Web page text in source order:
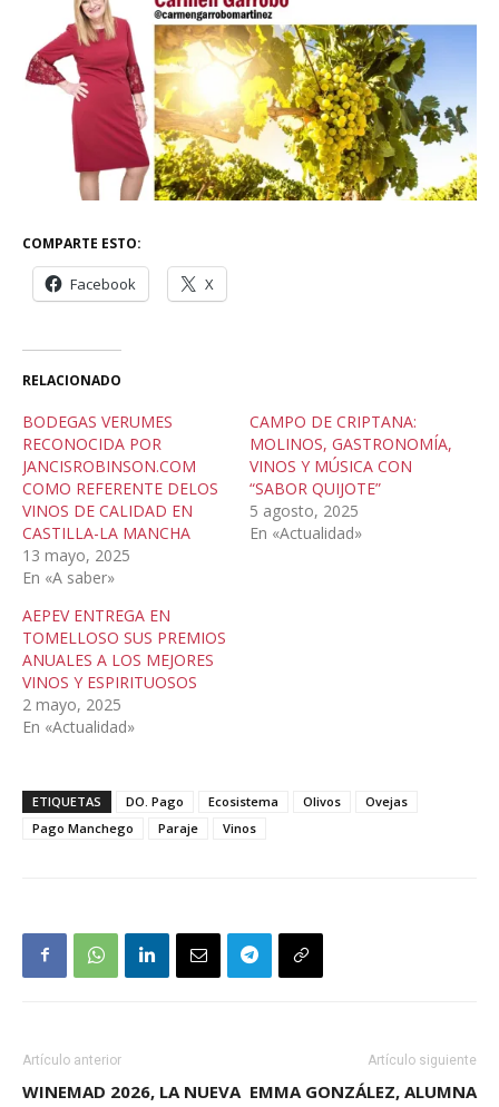
COMPARTE ESTO:
Facebook X
RELACIONADO
BODEGAS VERUMES
RECONOCIDA POR
JANCISROBINSON.COM
COMO REFERENTE DELOS
VINOS DE CALIDAD EN
CASTILLA-LA MANCHA
13 mayo, 2025
En «A saber»
CAMPO DE CRIPTANA:
MOLINOS, GASTRONOMÍA,
VINOS Y MÚSICA CON
“SABOR QUIJOTE”
5 agosto, 2025
En «Actualidad»
AEPEV ENTREGA EN
TOMELLOSO SUS PREMIOS
ANUALES A LOS MEJORES
VINOS Y ESPIRITUOSOS
2 mayo, 2025
En «Actualidad»
ETIQUETAS DO. Pago Ecosistema Olivos
Ovejas
Pago Manchego
Paraje Vinos
Artículo anterior
WINEMAD 2026, LA NUEVA
Artículo siguiente
EMMA GONZÁLEZ, ALUMNA